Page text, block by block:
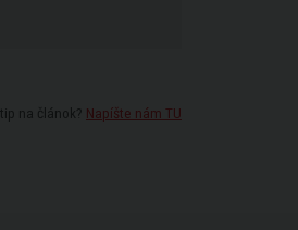
na článok? Napíšte nám TU